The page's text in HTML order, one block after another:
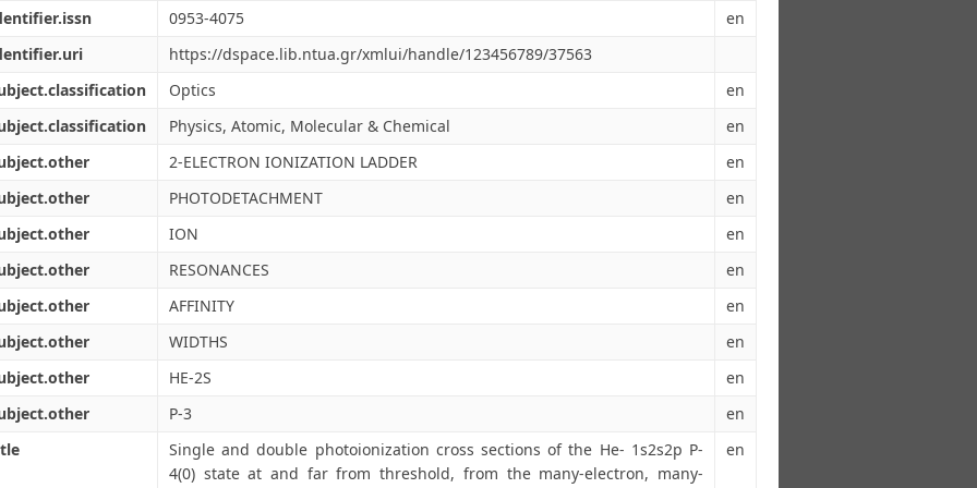
0953-4075
en
https://dspace.lib.ntua.gr/xmlui/handle/123456789/37563
Optics
en
Physics, Atomic, Molecular & Chemical
en
2-ELECTRON IONIZATION LADDER
en
PHOTODETACHMENT
en
ION
en
RESONANCES
en
AFFINITY
en
WIDTHS
en
HE-2S
en
P-3
en
Single and double photoionization cross sections of the He- 1s2s2p P-
4(0) state at and far from threshold, from the many-electron, many-
en